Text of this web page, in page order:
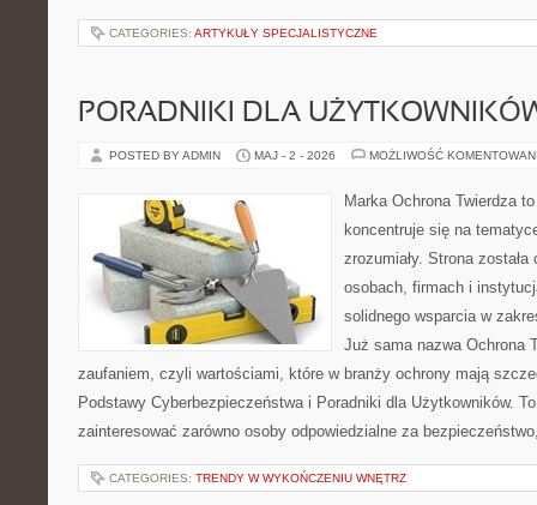
CATEGORIES: ARTYKUŁY SPECJALISTYCZNE
PORADNIKI DLA
POSTED BY ADMIN MAJ - 2 - 2026 MOŻLIWOŚĆ
Marka Ochrona Twierdza
koncentruje się na
zrozumiały. Strona
osobach, firmach i
solidnego wsparcia w
Już sama nazwa Ochrona
zaufaniem, czyli wartościami, które w branży ochrony mają
Podstawy Cyberbezpieczeństwa i Poradniki dla Użytkowników.
zainteresować zarówno osoby odpowiedzialne za
CATEGORIES: TRENDY W WYKOŃCZENIU WNĘTRZ